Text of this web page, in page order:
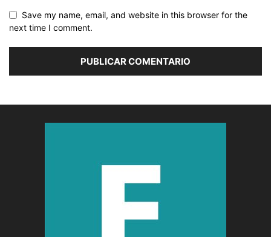
Save my name, email, and website in this browser for the
next time I comment.